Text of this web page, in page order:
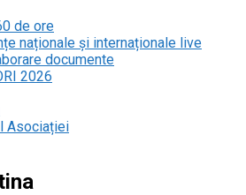
de ore
naționale și internaționale live
documente
2026
Asociației